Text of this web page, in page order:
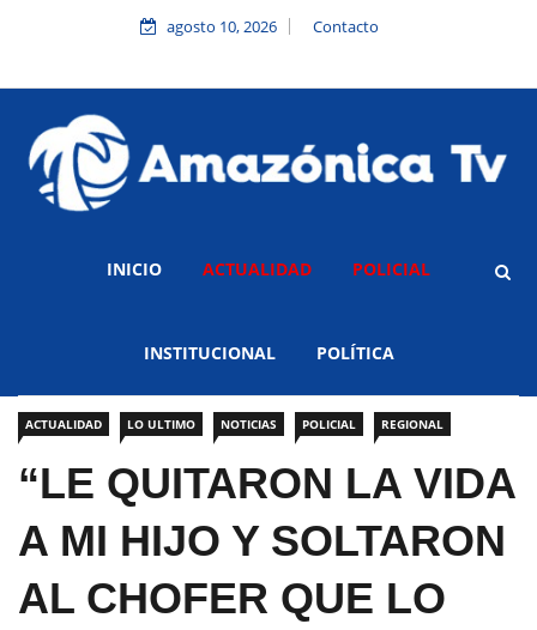
agosto 10, 2026 Contacto
INICIO ACTUALIDAD POLICIAL
INSTITUCIONAL POLÍTICA
ACTUALIDAD LO ULTIMO NOTICIAS POLICIAL REGIONAL
“LE QUITARON LA VIDA
A MI HIJO Y SOLTARON
AL CHOFER QUE LO